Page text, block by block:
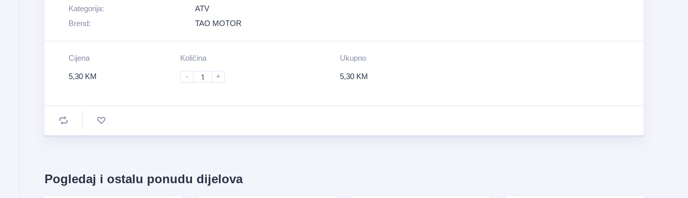
Kategorija:
ATV
Brend:
TAO MOTOR
Cijena
5,30 KM
Količina
- +
Ukupno
5,30 KM
Pogledaj i ostalu ponudu dijelova